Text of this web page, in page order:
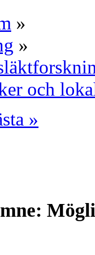
»
»
och
»